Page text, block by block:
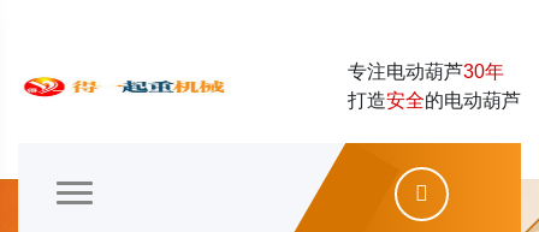
专注电动葫芦30年
打造安全的电动葫芦